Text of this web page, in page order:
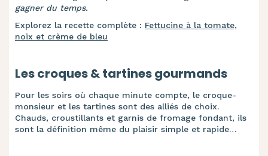
gagner du temps.
Explorez la recette complète : Fettucine à la tomate,
noix et crème de bleu
Les croques & tartines gourmands
Pour les soirs où chaque minute compte, le croque-
monsieur et les tartines sont des alliés de choix.
Chauds, croustillants et garnis de fromage fondant, ils
sont la définition même du plaisir simple et rapide…